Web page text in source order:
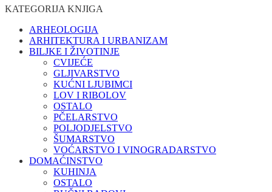
KATEGORIJA KNJIGA
ARHEOLOGIJA
ARHITEKTURA I URBANIZAM
BILJKE I ŽIVOTINJE
CVIJEĆE
GLJIVARSTVO
KUĆNI LJUBIMCI
LOV I RIBOLOV
OSTALO
PČELARSTVO
POLJODJELSTVO
ŠUMARSTVO
VOĆARSTVO I VINOGRADARSTVO
DOMAĆINSTVO
KUHINJA
OSTALO